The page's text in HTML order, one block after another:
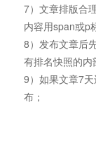
7）文章排版合
内容用span或p
8）发布文章后
有排名快照的内
9）如果文章7
布；